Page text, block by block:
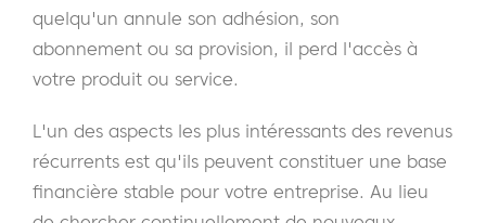
quelqu'un annule son adhésion, son
abonnement ou sa provision, il perd l'accès à
votre produit ou service.
L'un des aspects les plus intéressants des revenus
récurrents est qu'ils peuvent constituer une base
financière stable pour votre entreprise. Au lieu